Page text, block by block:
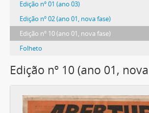
Edição nº 01 (ano 03)
Edição nº 02 (ano 01, nova fase)
Edição nº 10 (ano 01, nova fase)
Folheto
Edição nº 10 (ano 01,